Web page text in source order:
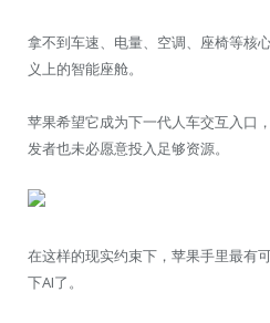
拿不到车速、电量、空调、座椅等核
义上的智能座舱。
苹果希望它成为下一代人车交互入口
发者也未必愿意投入足够资源。
在这样的现实约束下，苹果手里最有
下AI了。